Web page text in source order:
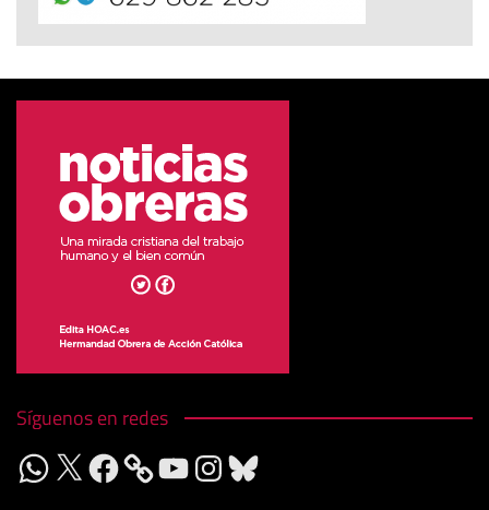
Síguenos en redes
WhatsApp
X Facebook YouTubeInstagram
Bluesky